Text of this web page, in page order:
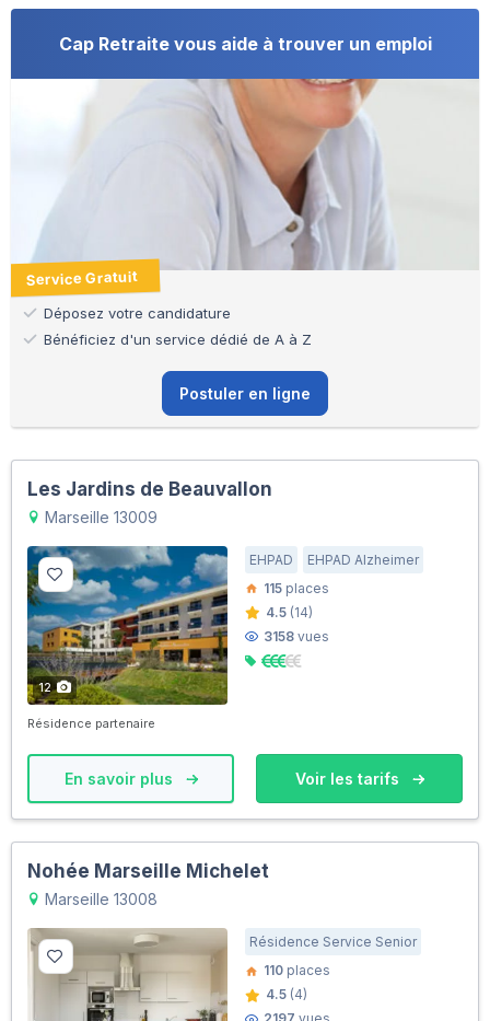
Cap Retraite vous aide à trouver un emploi
Service Gratuit
Déposez votre candidature
Bénéficiez d'un service dédié de A à Z
Postuler en ligne
Les Jardins de Beauvallon
Marseille 13009
12
EHPAD
EHPAD Alzheimer
115 places
4.5 (14)
3158 vues
Résidence partenaire
En savoir plus Voir les tarifs
Nohée Marseille Michelet
Marseille 13008
Résidence Service Senior
110 places
4.5 (4)